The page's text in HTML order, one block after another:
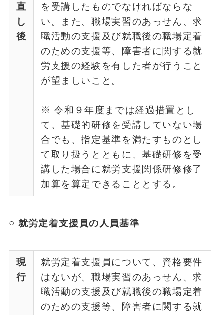
直
し
後
を受講したものでなければならな
い。また、職場実習のあっせん、求
職活動の支援及び就職後の職場定着
のための支援等、障害者に関する就
労支援の経験を有した者が行うこと
が望ましいこと。
※ 令和９年度までは経過措置とし
て、基礎的研修を受講していない場
合でも、指定基準を満たすものとし
て取り扱うとともに、基礎研修を受
講した場合に就労支援関係研修修了
加算を算定できることとする。
○ 就労定着支援員の人員基準
現
行
就労定着支援員について、資格要件
はないが、職場実習のあっせん、求
職活動の支援及び就職後の職場定着
のための支援等、障害者に関する就